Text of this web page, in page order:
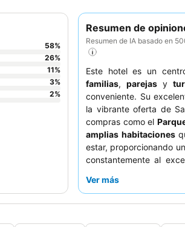
Resumen de
Resumen de IA basado en
Este hotel es un
familias, parejas y
conveniente. Su
la vibrante oferta de
compras como el
amplias habitaciones
estar, proporcionando
constantemente al
Para una experiencia
Ver más
58%
26%
11%
3%
2%